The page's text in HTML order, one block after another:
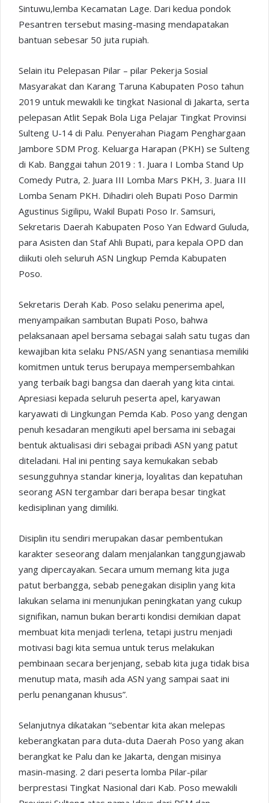
Sintuwu,lemba Kecamatan Lage. Dari kedua pondok
Pesantren tersebut masing-masing mendapatakan
bantuan sebesar 50 juta rupiah.
Selain itu Pelepasan Pilar – pilar Pekerja Sosial
Masyarakat dan Karang Taruna Kabupaten Poso tahun
2019 untuk mewakili ke tingkat Nasional di Jakarta, serta
pelepasan Atlit Sepak Bola Liga Pelajar Tingkat Provinsi
Sulteng U-14 di Palu. Penyerahan Piagam Penghargaan
Jambore SDM Prog. Keluarga Harapan (PKH) se Sulteng
di Kab. Banggai tahun 2019 : 1. Juara I Lomba Stand Up
Comedy Putra, 2. Juara III Lomba Mars PKH, 3. Juara III
Lomba Senam PKH. Dihadiri oleh Bupati Poso Darmin
Agustinus Sigilipu, Wakil Bupati Poso Ir. Samsuri,
Sekretaris Daerah Kabupaten Poso Yan Edward Guluda,
para Asisten dan Staf Ahli Bupati, para kepala OPD dan
diikuti oleh seluruh ASN Lingkup Pemda Kabupaten
Poso.
Sekretaris Derah Kab. Poso selaku penerima apel,
menyampaikan sambutan Bupati Poso, bahwa
pelaksanaan apel bersama sebagai salah satu tugas dan
kewajiban kita selaku PNS/ASN yang senantiasa memiliki
komitmen untuk terus berupaya mempersembahkan
yang terbaik bagi bangsa dan daerah yang kita cintai.
Apresiasi kepada seluruh peserta apel, karyawan
karyawati di Lingkungan Pemda Kab. Poso yang dengan
penuh kesadaran mengikuti apel bersama ini sebagai
bentuk aktualisasi diri sebagai pribadi ASN yang patut
diteladani. Hal ini penting saya kemukakan sebab
sesungguhnya standar kinerja, loyalitas dan kepatuhan
seorang ASN tergambar dari berapa besar tingkat
kedisiplinan yang dimiliki.
Disiplin itu sendiri merupakan dasar pembentukan
karakter seseorang dalam menjalankan tanggungjawab
yang dipercayakan. Secara umum memang kita juga
patut berbangga, sebab penegakan disiplin yang kita
lakukan selama ini menunjukan peningkatan yang cukup
signifikan, namun bukan berarti kondisi demikian dapat
membuat kita menjadi terlena, tetapi justru menjadi
motivasi bagi kita semua untuk terus melakukan
pembinaan secara berjenjang, sebab kita juga tidak bisa
menutup mata, masih ada ASN yang sampai saat ini
perlu penanganan khusus”.
Selanjutnya dikatakan “sebentar kita akan melepas
keberangkatan para duta-duta Daerah Poso yang akan
berangkat ke Palu dan ke Jakarta, dengan misinya
masin-masing. 2 dari peserta lomba Pilar-pilar
berprestasi Tingkat Nasional dari Kab. Poso mewakili